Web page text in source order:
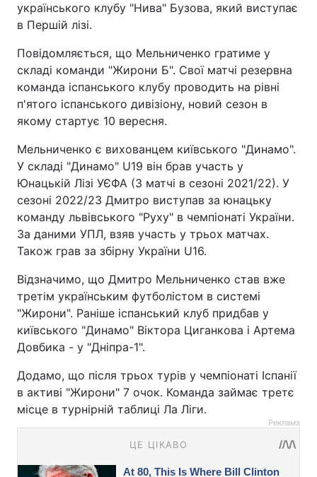
українського клубу "Нива" Бузова, який виступає
в Першій лізі.
Повідомляється, що Мельниченко гратиме у
складі команди "Жирони Б". Свої матчі резервна
команда іспанського клубу проводить на рівні
п'ятого іспанського дивізіону, новий сезон в
якому стартує 10 вересня.
Мельниченко є вихованцем київського "Динамо".
У складі "Динамо" U19 він брав участь у
Юнацькій Лізі УЄФА (3 матчі в сезоні 2021/22). У
сезоні 2022/23 Дмитро виступав за юнацьку
команду львівського "Руху" в чемпіонаті України.
За даними УПЛ, взяв участь у трьох матчах.
Також грав за збірну України U16.
Відзначимо, що Дмитро Мельниченко став вже
третім українським футболістом в системі
"Жирони". Раніше іспанський клуб придбав у
київського "Динамо" Віктора Циганкова і Артема
Довбика - у "Дніпра-1".
Додамо, що після трьох турів у чемпіонаті Іспанії
в активі "Жирони" 7 очок. Команда займає третє
місце в турнірній таблиці Ла Ліги.
Реклама